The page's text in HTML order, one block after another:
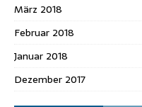
März 2018
Februar 2018
Januar 2018
Dezember 2017